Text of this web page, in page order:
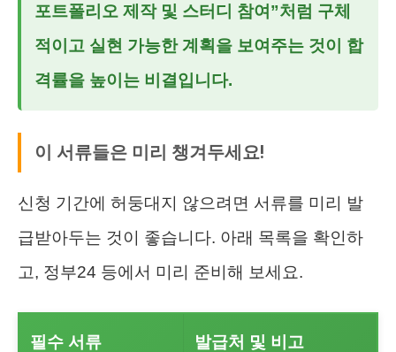
포트폴리오 제작 및 스터디 참여”처럼 구체
적이고 실현 가능한 계획을 보여주는 것이 합
격률을 높이는 비결입니다.
이 서류들은 미리 챙겨두세요!
신청 기간에 허둥대지 않으려면 서류를 미리 발
급받아두는 것이 좋습니다. 아래 목록을 확인하
고, 정부24 등에서 미리 준비해 보세요.
필수 서류 발급처 및 비고